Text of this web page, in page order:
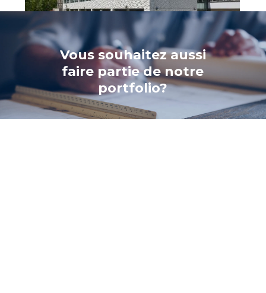
Vous souhaitez aussi
faire partie de notre
portfolio?